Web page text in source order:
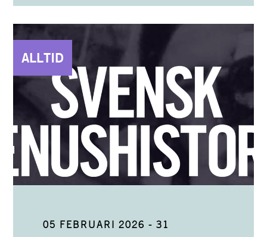
ALLTID
05 FEBRUARI 2026 -31